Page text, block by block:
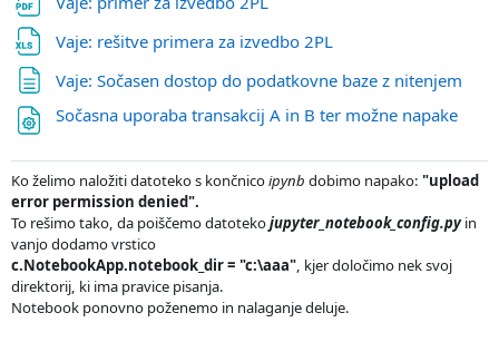
Vaje: rešitve primera za izvedbo 2PL
Vaje: Sočasen dostop do podatkovne baze z nitenjem웹페
Sočasna uporaba transakcij A in B ter možne napake파일
Ko želimo naložiti datoteko s končnicoipynb dobimo napako: "upload
error permission denied".
To rešimo tako, da poiščemo datotekojupyter_notebook_config.pyin
vanjo dodamo vrstico
c.NotebookApp.notebook_dir = "c:\aaa", kjer določimo nek svoj
direktorij, ki ima pravice pisanja.
Notebook ponovno poženemo in nalaganje deluje.